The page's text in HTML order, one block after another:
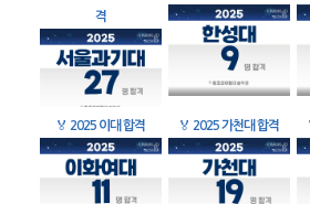
격
🏅 2025 이대 합격 🏅 2025 가천대 합격